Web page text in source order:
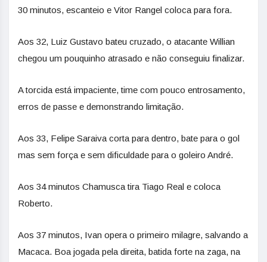
30 minutos, escanteio e Vitor Rangel coloca para fora.
Aos 32, Luiz Gustavo bateu cruzado, o atacante Willian
chegou um pouquinho atrasado e não conseguiu finalizar.
A torcida está impaciente, time com pouco entrosamento,
erros de passe e demonstrando limitação.
Aos 33, Felipe Saraiva corta para dentro, bate para o gol
mas sem força e sem dificuldade para o goleiro André.
Aos 34 minutos Chamusca tira Tiago Real e coloca
Roberto.
Aos 37 minutos, Ivan opera o primeiro milagre, salvando a
Macaca. Boa jogada pela direita, batida forte na zaga, na